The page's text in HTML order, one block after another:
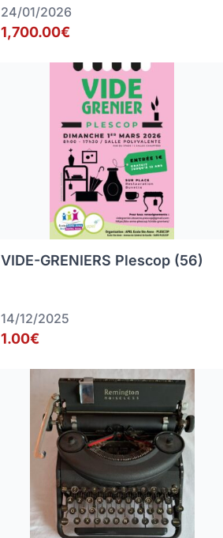
24/01/2026
1,700.00€
VIDE-GRENIERS Plescop (56)
14/12/2025
1.00€